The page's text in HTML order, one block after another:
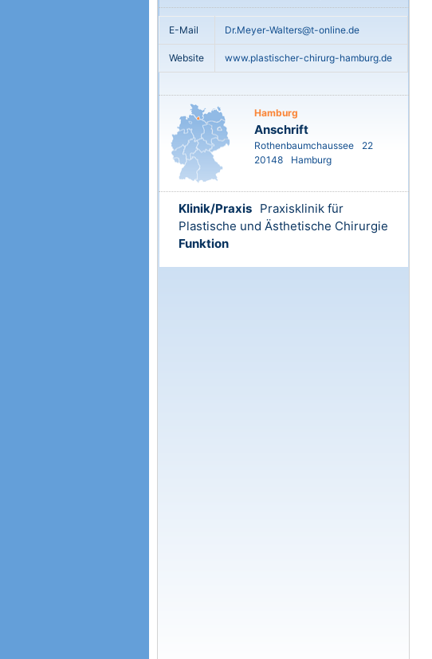
E-Mail Dr.Meyer-Walters@t-online.de
Website www.plastischer-chirurg-hamburg.de
Hamburg
Anschrift
Rothenbaumchaussee
22
20148
Hamburg
Klinik/Praxis Praxisklinik für
Plastische und Ästhetische Chirurgie
Funktion